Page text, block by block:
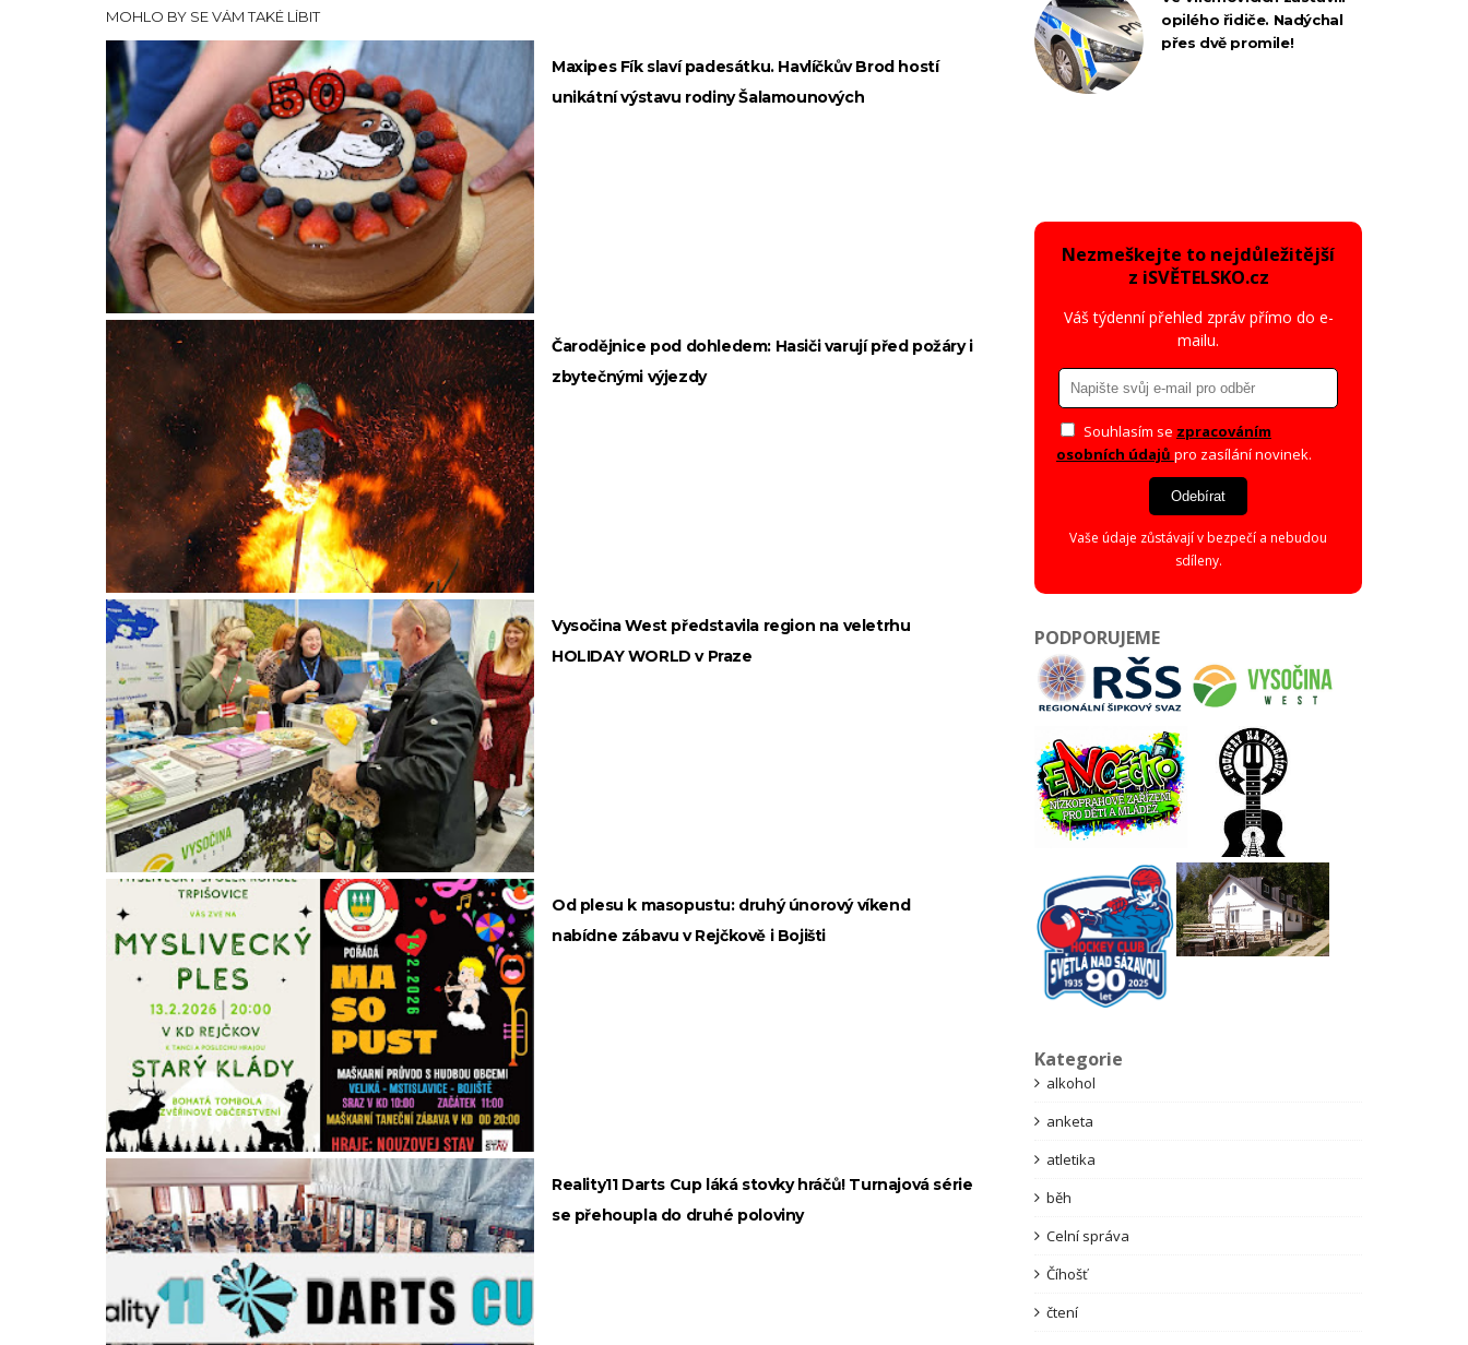
MOHLO BY SE VÁM TAKÉ LÍBIT
Maxipes Fík slaví padesátku. Havlíčkův Brod hostí
unikátní výstavu rodiny Šalamounových
Čarodějnice pod dohledem: Hasiči varují před požáry i
zbytečnými výjezdy
Vysočina West představila region na veletrhu
HOLIDAY WORLD v Praze
Od plesu k masopustu: druhý únorový víkend
nabídne zábavu v Rejčkově i Bojišti
Reality11 Darts Cup láká stovky hráčů! Turnajová série
se přehoupla do druhé poloviny
opilého řidiče. Nadýchal
přes dvě promile!
Nezmeškejte to nejdůležitější
z iSVĚTELSKO.cz
Váš týdenní přehled zpráv přímo do e-
mailu.
Souhlasím se zpracováním
osobních údajů pro zasílání novinek.
Odebírat
Vaše údaje zůstávají v bezpečí a nebudou
sdíleny.
PODPORUJEME
Kategorie
alkohol
anketa
atletika
běh
Celní správa
Číhošť
čtení